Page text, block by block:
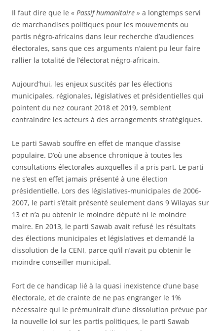
Il faut dire que le « Passif humanitaire » a longtemps servi
de marchandises politiques pour les mouvements ou
partis négro-africains dans leur recherche d’audiences
électorales, sans que ces arguments n’aient pu leur faire
rallier la totalité de l’électorat négro-africain.
Aujourd’hui, les enjeux suscités par les élections
municipales, régionales, législatives et présidentielles qui
pointent du nez courant 2018 et 2019, semblent
contraindre les acteurs à des arrangements stratégiques.
Le parti Sawab souffre en effet de manque d’assise
populaire. D’où une absence chronique à toutes les
consultations électorales auxquelles il a pris part. Le parti
ne s’est en effet jamais présenté à une élection
présidentielle. Lors des législatives-municipales de 2006-
2007, le parti s’était présenté seulement dans 9 Wilayas sur
13 et n’a pu obtenir le moindre député ni le moindre
maire. En 2013, le parti Sawab avait refusé les résultats
des élections municipales et législatives et demandé la
dissolution de la CENI, parce qu’il n’avait pu obtenir le
moindre conseiller municipal.
Fort de ce handicap lié à la quasi inexistence d’une base
électorale, et de crainte de ne pas engranger le 1%
nécessaire qui le prémunirait d’une dissolution prévue par
la nouvelle loi sur les partis politiques, le parti Sawab